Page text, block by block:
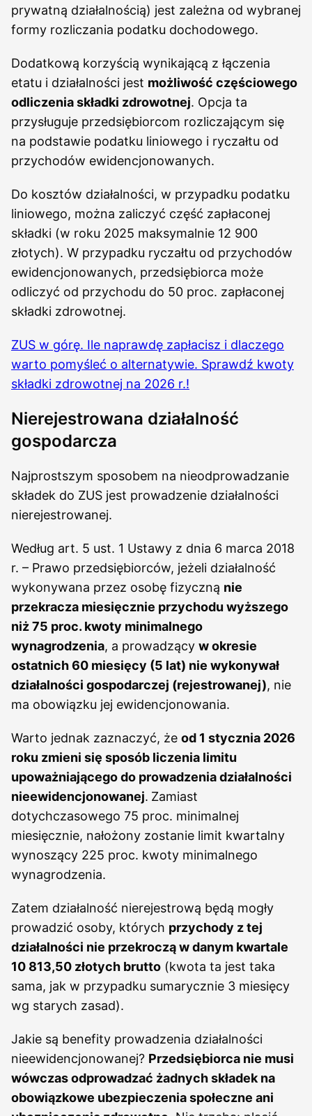
prywatną działalnością) jest zależna od wybranej
formy rozliczania podatku dochodowego.
Dodatkową korzyścią wynikającą z łączenia
etatu i działalności jest możliwość częściowego
odliczenia składki zdrowotnej. Opcja ta
przysługuje przedsiębiorcom rozliczającym się
na podstawie podatku liniowego i ryczałtu od
przychodów ewidencjonowanych.
Do kosztów działalności, w przypadku podatku
liniowego, można zaliczyć część zapłaconej
składki (w roku 2025 maksymalnie 12 900
złotych). W przypadku ryczałtu od przychodów
ewidencjonowanych, przedsiębiorca może
odliczyć od przychodu do 50 proc. zapłaconej
składki zdrowotnej.
ZUS w górę. Ile naprawdę zapłacisz i dlaczego
warto pomyśleć o alternatywie. Sprawdź kwoty
składki zdrowotnej na 2026 r.!
Nierejestrowana działalność
gospodarcza
Najprostszym sposobem na nieodprowadzanie
składek do ZUS jest prowadzenie działalności
nierejestrowanej.
Według art. 5 ust. 1 Ustawy z dnia 6 marca 2018
r. – Prawo przedsiębiorców, jeżeli działalność
wykonywana przez osobę fizyczną nie
przekracza miesięcznie przychodu wyższego
niż 75 proc. kwoty minimalnego
wynagrodzenia, a prowadzący w okresie
ostatnich 60 miesięcy (5 lat) nie wykonywał
działalności gospodarczej (rejestrowanej), nie
ma obowiązku jej ewidencjonowania.
Warto jednak zaznaczyć, że od 1 stycznia 2026
roku zmieni się sposób liczenia limitu
upoważniającego do prowadzenia działalności
nieewidencjonowanej. Zamiast
dotychczasowego 75 proc. minimalnej
miesięcznie, nałożony zostanie limit kwartalny
wynoszący 225 proc. kwoty minimalnego
wynagrodzenia.
Zatem działalność nierejestrową będą mogły
prowadzić osoby, których przychody z tej
działalności nie przekroczą w danym kwartale
10 813,50 złotych brutto (kwota ta jest taka
sama, jak w przypadku sumarycznie 3 miesięcy
wg starych zasad).
Jakie są benefity prowadzenia działalności
nieewidencjonowanej? Przedsiębiorca nie musi
wówczas odprowadzać żadnych składek na
obowiązkowe ubezpieczenia społeczne ani